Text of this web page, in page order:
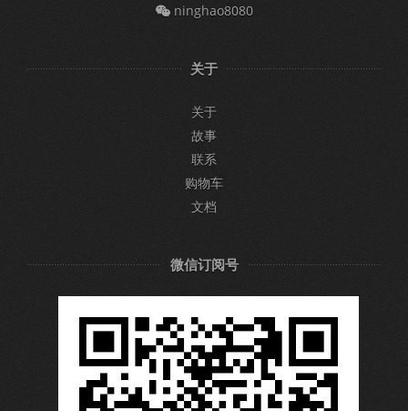
ninghao8080
关于
关于
故事
联系
购物车
文档
微信订阅号